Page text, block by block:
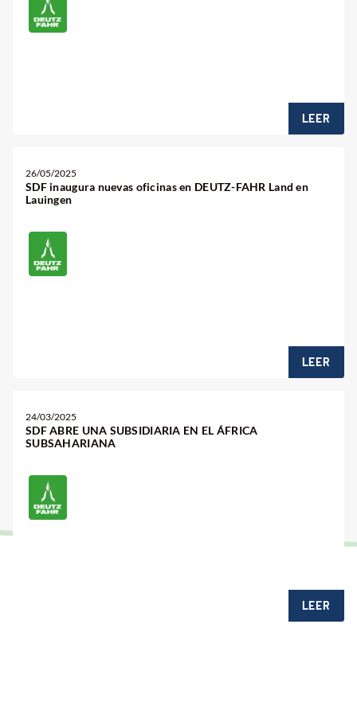
LEER
26/05/2025
SDF inaugura nuevas oficinas en DEUTZ-FAHR Land en
Lauingen
LEER
24/03/2025
SDF ABRE UNA SUBSIDIARIA EN EL ÁFRICA
SUBSAHARIANA
LEER